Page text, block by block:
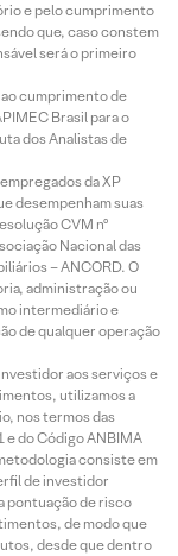
e pelo cumprimento
que, caso constem
será o primeiro
cumprimento de
Brasil para o
dos Analistas de
da XP
desempenham suas
CVM nº
Nacional das
– ANCORD. O
administração ou
intermediário e
de qualquer operação
aos serviços e
utilizamos a
nos termos das
e do Código ANBIMA
consiste em
de investidor
pontuação de risco
de modo que
desde que dentro